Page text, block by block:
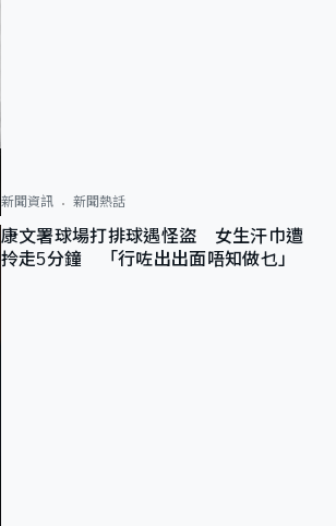
新聞資訊 新聞熱話
康文署球場打排球遇怪盜 女生汗巾遭
拎走5分鐘 「行咗出出面唔知做乜」